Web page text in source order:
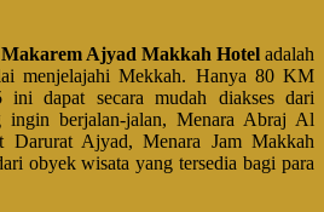
Makarem Ajyad Makkah Hoteladalah
menjelajahi Mekkah. Hanya 80 KM
dapat secara mudah diakses dari
ingin berjalan-jalan, Menara Abraj Al
Darurat Ajyad, Menara Jam Makkah
obyek wisata yang tersedia bagi para